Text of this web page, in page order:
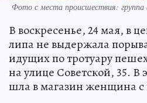
Фото с места происшествия: группа
В воскресенье, 24 мая, в
липа не выдержала
идущих по тротуару
на улице Советской, 35. В
шла в магазин женщина с